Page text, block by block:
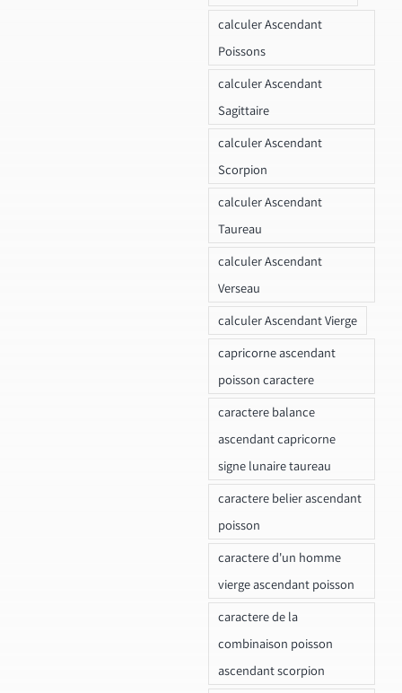
calculer Ascendant
Poissons
calculer Ascendant
Sagittaire
calculer Ascendant
Scorpion
calculer Ascendant
Taureau
calculer Ascendant
Verseau
calculer Ascendant Vierge
capricorne ascendant
poisson caractere
caractere balance
ascendant capricorne
signe lunaire taureau
caractere belier ascendant
poisson
caractere d'un homme
vierge ascendant poisson
caractere de la
combinaison poisson
ascendant scorpion